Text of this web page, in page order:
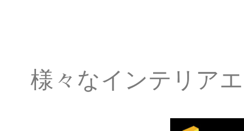
様々なインテリア